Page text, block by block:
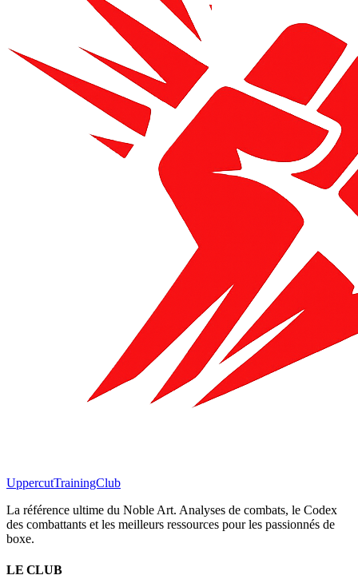
UppercutTrainingClub
La référence ultime du Noble Art. Analyses de combats, le Codex
des combattants et les meilleurs ressources pour les passionnés de
boxe.
LE CLUB